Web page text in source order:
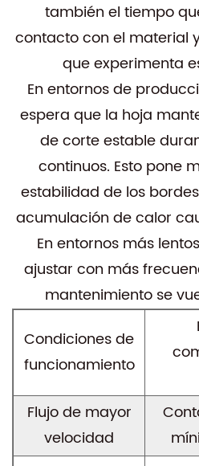
también el tiempo
contacto con el material
que experimenta
En entornos de
espera que la hoja
de corte estable
continuos. Esto pone
estabilidad de los
acumulación de calor
En entornos más
ajustar con más
mantenimiento se
Condiciones de
funcionamiento
Flujo de mayor
velocidad